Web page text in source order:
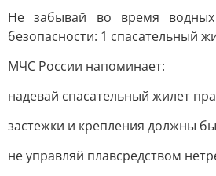
Не забывай во время водных
безопасности: 1 спасательный
МЧС России напоминает:
надевай спасательный жилет
застежки и крепления должны
не управляй плавсредством